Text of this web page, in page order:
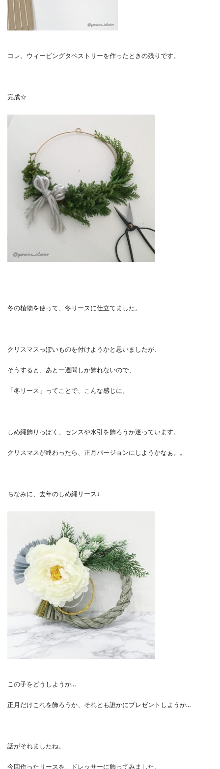
コレ。ウィービングタペストリーを作ったときの残りです。
完成☆
冬の植物を使って、冬リースに仕立てました。
クリスマスっぽいものを付けようかと思いましたが、
そうすると、あと一週間しか飾れないので、
「冬リース」ってことで、こんな感じに。
しめ縄飾りっぽく、センスや水引を飾ろうか迷っています。
クリスマスが終わったら、正月バージョンにしようかなぁ。。
ちなみに、去年のしめ縄リース↓
この子をどうしようか…
正月だけこれを飾ろうか、それとも誰かにプレゼントしようか…
話がそれましたね。
今回作ったリースを、ドレッサーに飾ってみました。